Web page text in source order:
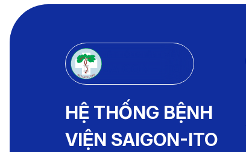
HỆ THỐNG BỆNH
VIỆN SAIGON-ITO